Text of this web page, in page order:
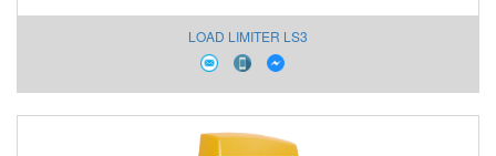
LOAD LIMITER LS3